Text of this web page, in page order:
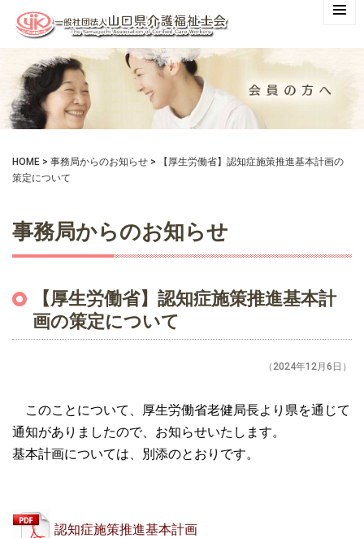
HOME > 事務局からのお知らせ >
【厚生労働省】認知症施策推進基本計画の
策定について
事務局からのお知らせ
【厚生労働省】認知症施策推進基本計
画の策定について
（2024年12月6日）
このことについて、厚生労働省老健局長より県を通じて
通知がありましたので、お知らせいたします。
基本計画については、別添のとおりです。
認知症施策推進基本計画